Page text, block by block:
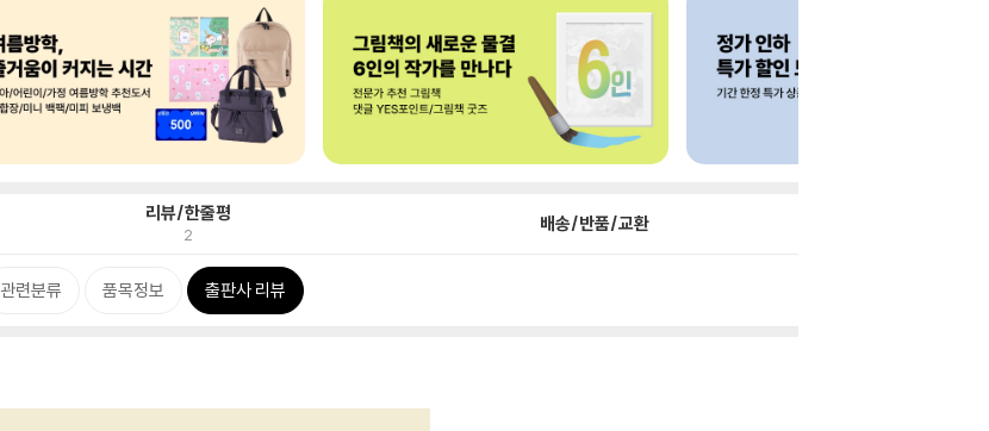
리뷰/한줄평
2 배송/반품/교환
관련분류 품목정보 출판사 리뷰